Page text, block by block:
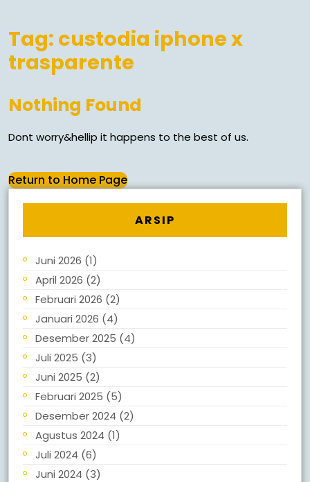
Tag: custodia iphone x
trasparente
Nothing Found
Dont worry&hellip it happens to the best of us.
Return to Home Page
ARSIP
Juni 2026 (1)
April 2026 (2)
Februari 2026 (2)
Januari 2026 (4)
Desember 2025 (4)
Juli 2025 (3)
Juni 2025 (2)
Februari 2025 (5)
Desember 2024 (2)
Agustus 2024 (1)
Juli 2024 (6)
Juni 2024 (3)